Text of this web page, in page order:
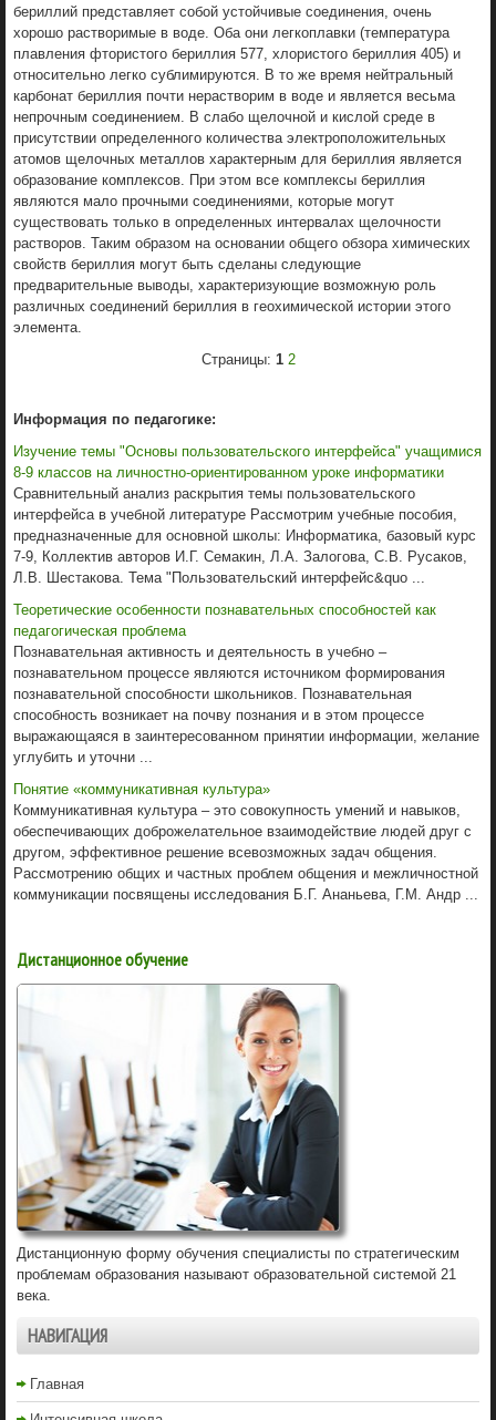
бериллий представляет собой устойчивые соединения, очень
хорошо растворимые в воде. Оба они легкоплавки (температура
плавления фтористого бериллия 577, хлористого бериллия 405) и
относительно легко сублимируются. В то же время нейтральный
карбонат бериллия почти нерастворим в воде и является весьма
непрочным соединением. В слабо щелочной и кислой среде в
присутствии определенного количества электроположительных
атомов щелочных металлов характерным для бериллия является
образование комплексов. При этом все комплексы бериллия
являются мало прочными соединениями, которые могут
существовать только в определенных интервалах щелочности
растворов. Таким образом на основании общего обзора химических
свойств бериллия могут быть сделаны следующие
предварительные выводы, характеризующие возможную роль
различных соединений бериллия в геохимической истории этого
элемента.
Страницы: 1 2
Информация по педагогике:
Изучение темы "Основы пользовательского интерфейса" учащимися
8-9 классов на личностно-ориентированном уроке информатики
Сравнительный анализ раскрытия темы пользовательского
интерфейса в учебной литературе Рассмотрим учебные пособия,
предназначенные для основной школы: Информатика, базовый курс
7-9, Коллектив авторов И.Г. Семакин, Л.А. Залогова, С.В. Русаков,
Л.В. Шестакова. Тема "Пользовательский интерфейс&quo ...
Теоретические особенности познавательных способностей как
педагогическая проблема
Познавательная активность и деятельность в учебно –
познавательном процессе являются источником формирования
познавательной способности школьников. Познавательная
способность возникает на почву познания и в этом процессе
выражающаяся в заинтересованном принятии информации, желание
углубить и уточни ...
Понятие «коммуникативная культура»
Коммуникативная культура – это совокупность умений и навыков,
обеспечивающих доброжелательное взаимодействие людей друг с
другом, эффективное решение всевозможных задач общения.
Рассмотрению общих и частных проблем общения и межличностной
коммуникации посвящены исследования Б.Г. Ананьева, Г.М. Андр ...
Дистанционное обучение
Дистанционную форму обучения специалисты по стратегическим
проблемам образования называют образовательной системой 21
века.
НАВИГАЦИЯ
Главная